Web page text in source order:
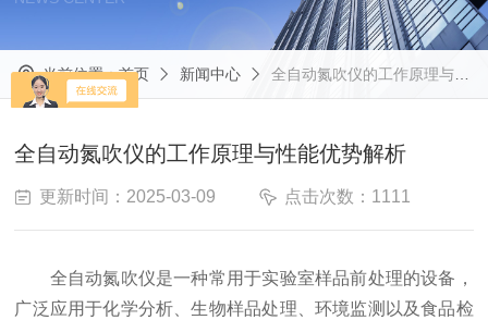
当前位置：首页 新闻中心 全自动氮吹仪的工作原理与性能优势解析
全自动氮吹仪的工作原理与性能优势解析
更新时间：2025-03-09 点击次数：1111
全自动氮吹仪是一种常用于实验室样品前处理的设备，
广泛应用于化学分析、生物样品处理、环境监测以及食品检